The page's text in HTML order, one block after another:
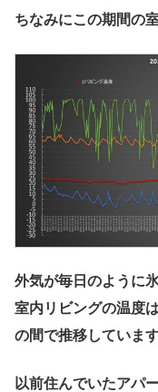
ちなみにこの期間の
外気が毎日のように
室内リビングの温度
の間で推移しています
以前住んでいたアパ